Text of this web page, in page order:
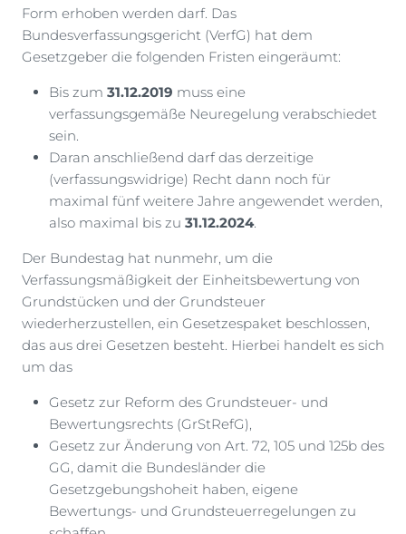
Form erhoben werden darf. Das
Bundesverfassungsgericht (VerfG) hat dem
Gesetzgeber die folgenden Fristen eingeräumt:
Bis zum 31.12.2019 muss eine
verfassungsgemäße Neuregelung verabschiedet
sein.
Daran anschließend darf das derzeitige
(verfassungswidrige) Recht dann noch für
maximal fünf weitere Jahre angewendet werden,
also maximal bis zu 31.12.2024.
Der Bundestag hat nunmehr, um die
Verfassungsmäßigkeit der Einheitsbewertung von
Grundstücken und der Grundsteuer
wiederherzustellen, ein Gesetzespaket beschlossen,
das aus drei Gesetzen besteht. Hierbei handelt es sich
um das
Gesetz zur Reform des Grundsteuer- und
Bewertungsrechts (GrStRefG),
Gesetz zur Änderung von Art. 72, 105 und 125b des
GG, damit die Bundesländer die
Gesetzgebungshoheit haben, eigene
Bewertungs- und Grundsteuerregelungen zu